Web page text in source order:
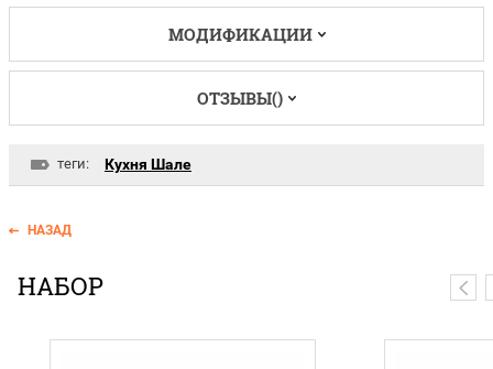
МОДИФИКАЦИИ
ОТЗЫВЫ()
теги: Кухня Шале
НАЗАД
НАБОР